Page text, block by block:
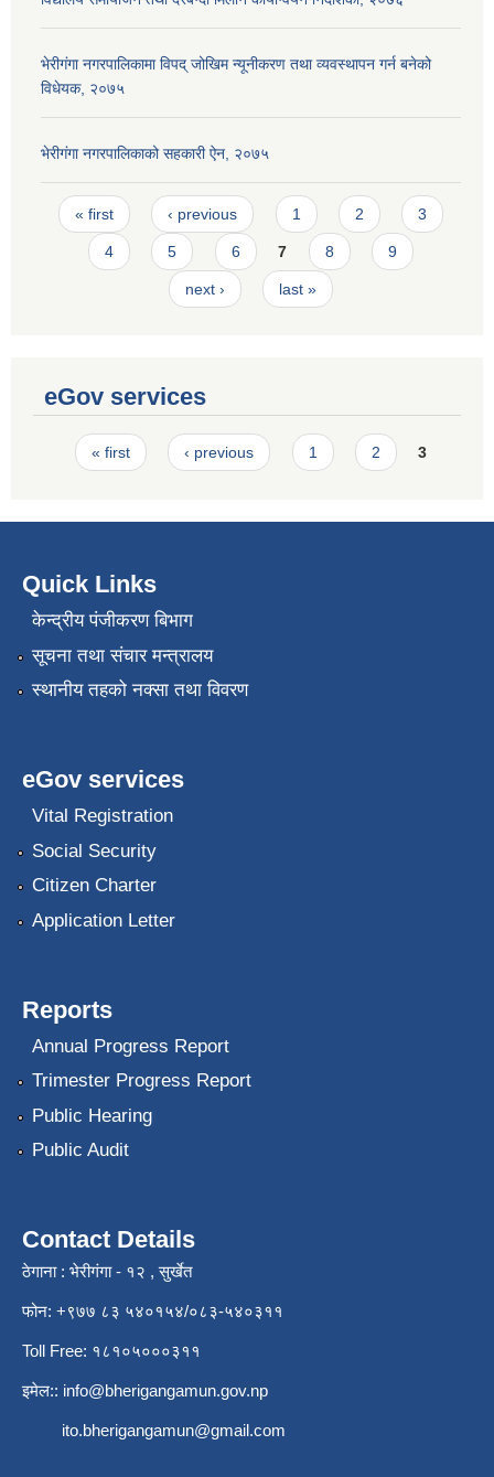
भेरीगंगा नगरपालिकामा विपद् जोखिम न्यूनीकरण तथा व्यवस्थापन गर्न बनेको
विधेयक, २०७५
भेरीगंगा नगरपालिकाको सहकारी ऐन, २०७५
Pages
« first ‹ previous 1 2 3
4 5 6 7 8 9
next › last »
eGov services
Pages
« first ‹ previous 1 2 3
Quick Links
केन्द्रीय पंजीकरण बिभाग
सूचना तथा संचार मन्त्रालय
स्थानीय तहको नक्सा तथा विवरण
eGov services
Vital Registration
Social Security
Citizen Charter
Application Letter
Reports
Annual Progress Report
Trimester Progress Report
Public Hearing
Public Audit
Contact Details
ठेगाना : भेरीगंगा - १२ , सुर्खेत
फोन: +९७७ ८३ ५४०१५४/०८३-५४०३११
Toll Free: १८१०५०००३११
इमेल:: info@bherigangamun.gov.np
ito.bherigangamun@gmail.com